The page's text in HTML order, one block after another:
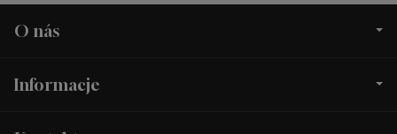
O nás
Informacje